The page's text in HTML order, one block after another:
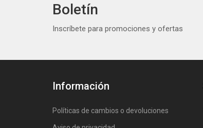
Boletín
Inscríbete para promociones y ofertas
Información
Políticas de cambios o devoluciones